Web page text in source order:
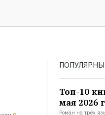
Топ-10
мая 2026
Роман на трёх